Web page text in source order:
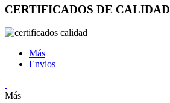
CERTIFICADOS DE CALIDAD
Más
Envios
Más